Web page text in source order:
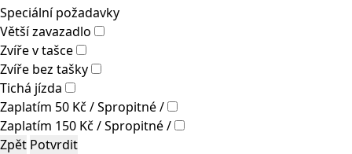
Speciální požadavky
Větší zavazadlo
Zvíře v tašce
Zvíře bez tašky
Tichá jízda
Zaplatím 50 Kč / Spropitné /
Zaplatím 150 Kč / Spropitné /
Zpět Potvrdit